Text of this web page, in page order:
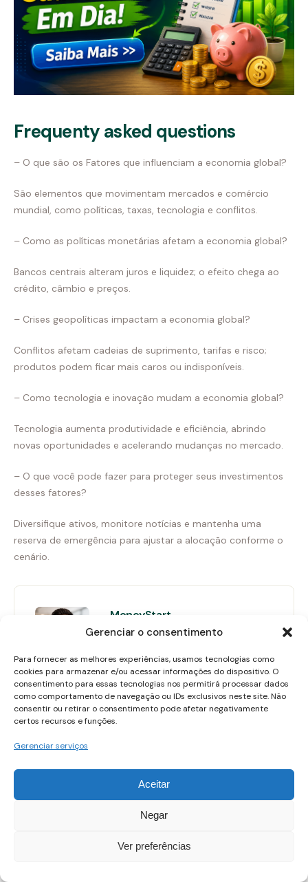
Gerenciar o consentimento
Para fornecer as melhores experiências, usamos tecnologias como
cookies para armazenar e/ou acessar informações do dispositivo. O
consentimento para essas tecnologias nos permitirá processar dados
como comportamento de navegação ou IDs exclusivos neste site. Não
consentir ou retirar o consentimento pode afetar negativamente
certos recursos e funções.
Gerenciar serviços
Aceitar
Negar
Ver preferências
Frequenty asked questions
– O que são os Fatores que influenciam a economia global?
São elementos que movimentam mercados e comércio
mundial, como políticas, taxas, tecnologia e conflitos.
– Como as políticas monetárias afetam a economia global?
Bancos centrais alteram juros e liquidez; o efeito chega ao
crédito, câmbio e preços.
– Crises geopolíticas impactam a economia global?
Conflitos afetam cadeias de suprimento, tarifas e risco;
produtos podem ficar mais caros ou indisponíveis.
– Como tecnologia e inovação mudam a economia global?
Tecnologia aumenta produtividade e eficiência, abrindo
novas oportunidades e acelerando mudanças no mercado.
– O que você pode fazer para proteger seus investimentos
desses fatores?
Diversifique ativos, monitore notícias e mantenha uma
reserva de emergência para ajustar a alocação conforme o
cenário.
MoneyStart
MoneyStart e escreve sobre
economia, finanças e cenários
macroeconômicos, com foco em
traduzir acontecimentos
complexos em informações claras,
Seu trabalho acompanha de perto
política econômica, inflação, juros,
mercado financeiro, investimentos,
indicadores globais e decisões dos
abordagem analítica e